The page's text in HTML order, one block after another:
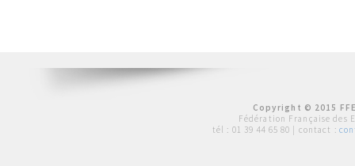
Copyright © 2015
Fédération Française des
tél : 01 39 44 65 80 | contact :